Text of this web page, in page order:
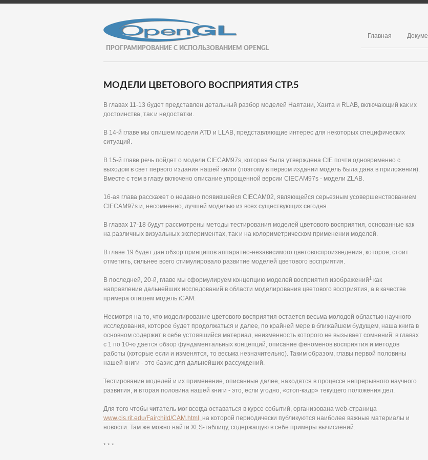
ПРОГРАМИРОВАНИЕ С ИСПОЛЬЗОВАНИЕМ OPENGL
Главная
МОДЕЛИ ЦВЕТОВОГО ВОСПРИЯТИЯ СТР.5
В главах 11-13 будет представлен детальный разбор моделей Наятани, Ханта и RLAB, включающий как их
достоинства, так и недостатки.
В 14-й главе мы опишем модели ATD и LLAB, представляющие интерес для некоторых специфических
ситуаций.
В 15-й главе речь пойдет о модели CIECAM97s, которая была утверждена CIE почти одновременно с
выходом в свет первого издания нашей книги (поэтому в первом издании модель была дана в приложении).
Вместе с тем в главу включено описание упрощенной версии CIECAM97s - модели ZLAB.
16-ая глава расскажет о недавно появившейся CIECAM02, являющейся серьезным усовершенствованием
CIECAM97s и, несомненно, лучшей моделью из всех существующих сегодня.
В главах 17-18 будут рассмотрены методы тестирования моделей цветового восприятия, основанные как
на различных визуальных экспериментах, так и на колориметрическом применении моделей.
В главе 19 будет дан обзор принципов аппаратно-независимого цветовоспроизведения, которое, стоит
отметить, сильнее всего стимулировало развитие моделей цветового восприятия.
В последней, 20-й, главе мы сформулируем концепцию моделей восприятия изображений 1
как
направление дальнейших исследований в области моделирования цветового восприятия, а в качестве
примера опишем модель iCAM.
Несмотря на то, что моделирование цветового восприятия остается весьма молодой областью научного
исследования, которое будет продолжаться и далее, по крайней мере в ближайшем будущем, наша книга в
основном содержит в себе устоявшийся материал, неизменность которого не вызывает сомнений: в главах
с 1 по 10-ю дается обзор фундаментальных концепций, описание феноменов восприятия и методов
работы (которые если и изменятся, то весьма незначительно). Таким образом, главы первой половины
нашей книги - это базис для дальнейших рассуждений.
Тестирование моделей и их применение, описанные далее, находятся в процессе непрерывного научного
развития, и вторая половина нашей книги - это, если угодно, «стоп-кадр» текущего положения дел.
Для того чтобы читатель мог всегда оставаться в курсе событий, организована web-страница
www.cis.rit.edu/Fairchild/CAM.html, на которой периодически публикуются наиболее важные материалы и
новости. Там же можно найти XLS-таблицу, содержащую в себе примеры вычислений.
* * *